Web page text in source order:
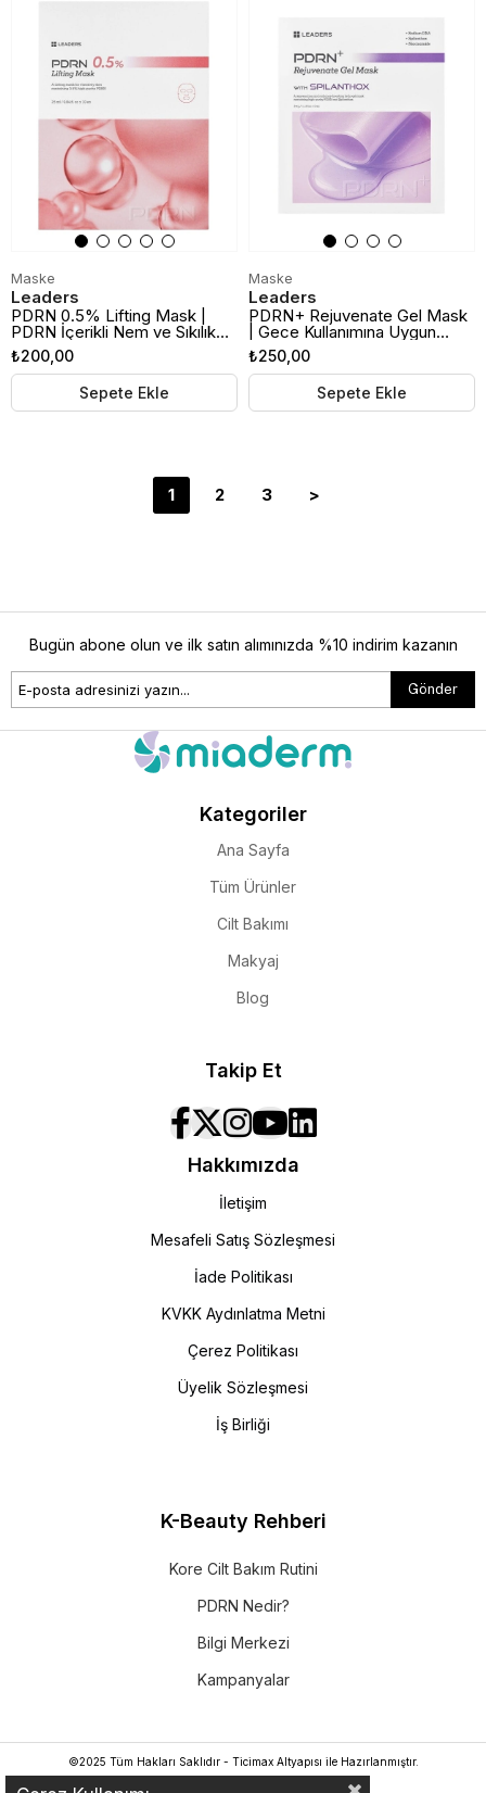
Maske
Leaders
PDRN 0.5% Lifting Mask |
PDRN İçerikli Nem ve Sıkılık
Etkili Kağıt Maske
₺200,00
Sepete Ekle
Maske
Leaders
PDRN+ Rejuvenate Gel Mask
| Gece Kullanımına Uygun
PDRN Yüz Maskesi
₺250,00
Sepete Ekle
1 2 3 >
Bugün abone olun ve ilk satın alımınızda %10 indirim kazanın
Gönder
Kategoriler
Ana Sayfa
Tüm Ürünler
Cilt Bakımı
Makyaj
Blog
Takip Et
Hakkımızda
İletişim
Mesafeli Satış Sözleşmesi
İade Politikası
KVKK Aydınlatma Metni
Çerez Politikası
Üyelik Sözleşmesi
İş Birliği
K-Beauty Rehberi
Kore Cilt Bakım Rutini
PDRN Nedir?
Bilgi Merkezi
Kampanyalar
©2025 Tüm Hakları Saklıdır - Ticimax Altyapısı ile Hazırlanmıştır.